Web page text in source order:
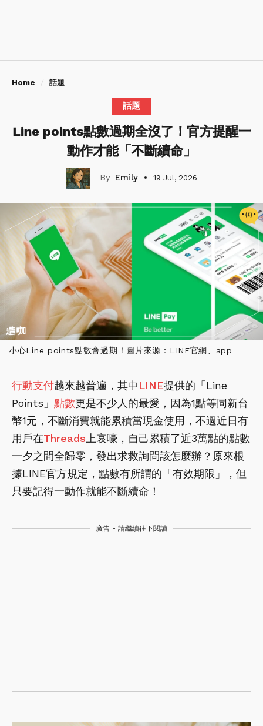
Home 話題
話題
Line points點數過期全沒了！官方提醒一
動作才能「不斷續命」
Emily 19 Jul, 2026
小心Line points點數會過期！圖片來源：LINE官網、app
行動支付越來越普遍，其中LINE提供的「Line
Points」 點數更是不少人的最愛，因為1點等同新台
幣1元，不斷消費就能累積當現金使用，不過近日有
用戶在Threads上哀嚎，自己累積了近3萬點的點數
一夕之間全歸零，發出求救詢問該怎麼辦？原來根
據LINE官方規定，點數有所謂的「有效期限」，但
只要記得一動作就能不斷續命！
廣告 - 請繼續往下閱讀